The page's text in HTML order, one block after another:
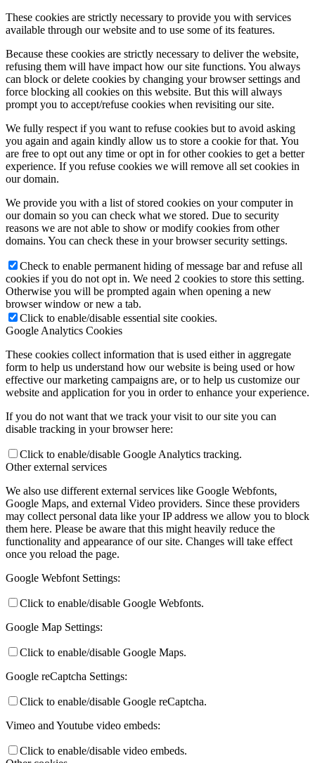
These cookies are strictly necessary to provide you with services
available through our website and to use some of its features.
Because these cookies are strictly necessary to deliver the website,
refusing them will have impact how our site functions. You always
can block or delete cookies by changing your browser settings and
force blocking all cookies on this website. But this will always
prompt you to accept/refuse cookies when revisiting our site.
We fully respect if you want to refuse cookies but to avoid asking
you again and again kindly allow us to store a cookie for that. You
are free to opt out any time or opt in for other cookies to get a better
experience. If you refuse cookies we will remove all set cookies in
our domain.
We provide you with a list of stored cookies on your computer in
our domain so you can check what we stored. Due to security
reasons we are not able to show or modify cookies from other
domains. You can check these in your browser security settings.
Check to enable permanent hiding of message bar and refuse all
cookies if you do not opt in. We need 2 cookies to store this setting.
Otherwise you will be prompted again when opening a new
browser window or new a tab.
Click to enable/disable essential site cookies.
Google Analytics Cookies
These cookies collect information that is used either in aggregate
form to help us understand how our website is being used or how
effective our marketing campaigns are, or to help us customize our
website and application for you in order to enhance your experience.
If you do not want that we track your visit to our site you can
disable tracking in your browser here:
Click to enable/disable Google Analytics tracking.
Other external services
We also use different external services like Google Webfonts,
Google Maps, and external Video providers. Since these providers
may collect personal data like your IP address we allow you to block
them here. Please be aware that this might heavily reduce the
functionality and appearance of our site. Changes will take effect
once you reload the page.
Google Webfont Settings:
Click to enable/disable Google Webfonts.
Google Map Settings:
Click to enable/disable Google Maps.
Google reCaptcha Settings:
Click to enable/disable Google reCaptcha.
Vimeo and Youtube video embeds:
Click to enable/disable video embeds.